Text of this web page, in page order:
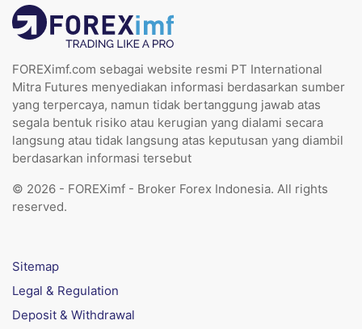
FOREXimf.com sebagai website resmi PT International
Mitra Futures menyediakan informasi berdasarkan sumber
yang terpercaya, namun tidak bertanggung jawab atas
segala bentuk risiko atau kerugian yang dialami secara
langsung atau tidak langsung atas keputusan yang diambil
berdasarkan informasi tersebut
© 2026 - FOREXimf - Broker Forex Indonesia. All rights
reserved.
Sitemap
Legal & Regulation
Deposit & Withdrawal